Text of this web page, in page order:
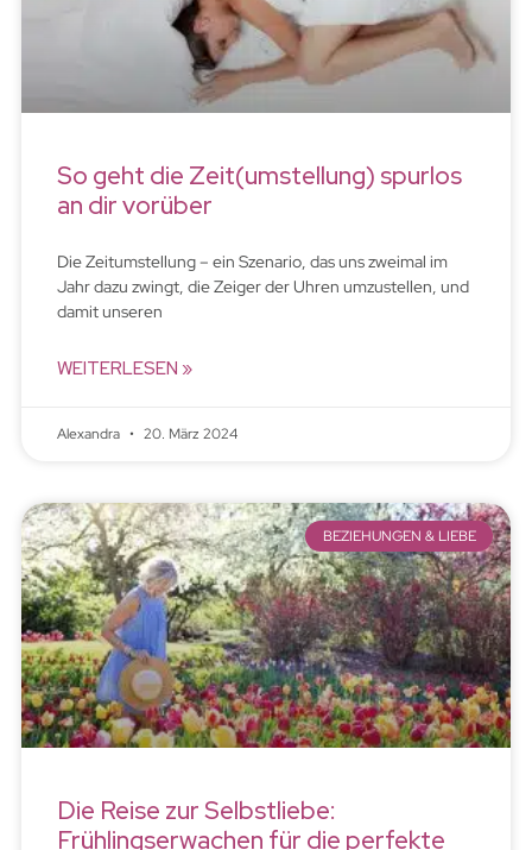
So geht die Zeit(umstellung) spurlos
an dir vorüber
Die Zeitumstellung – ein Szenario, das uns zweimal im
Jahr dazu zwingt, die Zeiger der Uhren umzustellen, und
damit unseren
WEITERLESEN »
Alexandra 20. März 2024
BEZIEHUNGEN & LIEBE
Die Reise zur Selbstliebe:
Frühlingserwachen für die perfekte